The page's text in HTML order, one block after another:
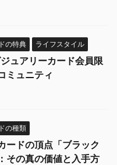
の特典 ライフスタイル
ュアリーカード会員限
ミュニティ
の種類
ードの頂点「ブラック
その真の価値と入手方